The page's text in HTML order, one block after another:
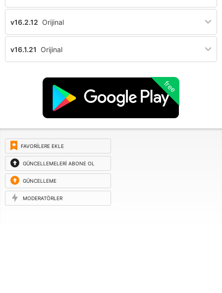
v16.2.12 Orijinal
v16.1.21 Orijinal
free
FAVORILERE EKLE
GÜNCELLEMELERI ABONE OL
GÜNCELLEME
ISTEĞI
MODERATÖRLER